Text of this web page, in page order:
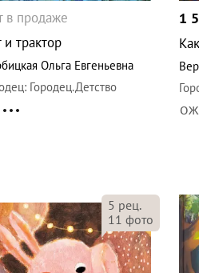
в продаже
и трактор
Ольга Евгеньевна
: Городец.Детство
1
5 рец.
11 фото